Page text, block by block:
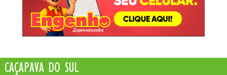
CAÇAPAVA DO SUL